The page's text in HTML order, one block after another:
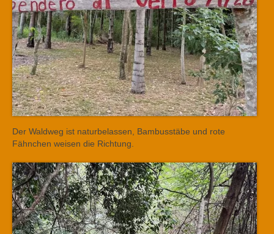
Der Waldweg ist naturbelassen, Bambusstäbe und rote
Fähnchen weisen die Richtung.